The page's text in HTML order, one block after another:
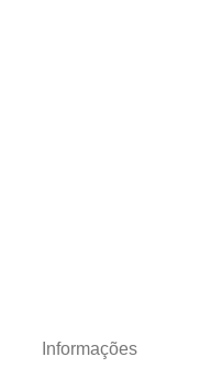
Informações